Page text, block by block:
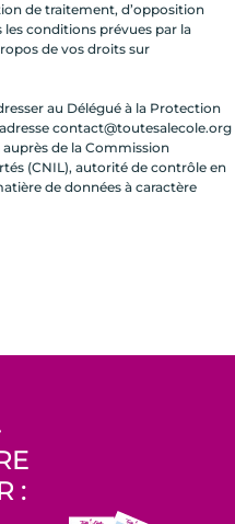
de traitement, d’opposition
conditions prévues par la
de vos droits sur
au Délégué à la Protection
contact@toutesalecole.org
de la Commission
(CNIL), autorité de contrôle en
de données à caractère
: